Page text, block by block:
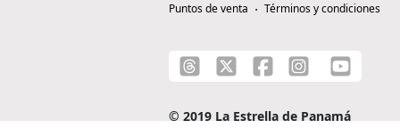
Puntos de venta
Términos y condiciones
© 2019 La Estrella de Panamá